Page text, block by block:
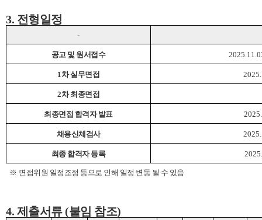
3. 전형일정
-
공고 및 원서접수
1차 실무면접
2차 최종면접
최종면접 합격자 발표
채용신체검사
최종 합격자 등록
※ 면접위원 일정조정 등으로 인해 일정 변동 될 수 있음
4. 제출서류 (붙임 참조)